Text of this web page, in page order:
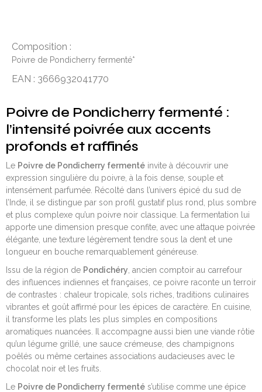
Composition :
Poivre de Pondicherry fermenté*
EAN : 3666932041770
Poivre de Pondicherry fermenté :
l’intensité poivrée aux accents
profonds et raffinés
Le Poivre de Pondicherry fermenté invite à découvrir une
expression singulière du poivre, à la fois dense, souple et
intensément parfumée. Récolté dans l’univers épicé du sud de
l’Inde, il se distingue par son profil gustatif plus rond, plus sombre
et plus complexe qu’un poivre noir classique. La fermentation lui
apporte une dimension presque confite, avec une attaque poivrée
élégante, une texture légèrement tendre sous la dent et une
longueur en bouche remarquablement généreuse.
Issu de la région de Pondichéry , ancien comptoir au carrefour
des influences indiennes et françaises, ce poivre raconte un terroir
de contrastes : chaleur tropicale, sols riches, traditions culinaires
vibrantes et goût affirmé pour les épices de caractère. En cuisine,
il transforme les plats les plus simples en compositions
aromatiques nuancées. Il accompagne aussi bien une viande rôtie
qu’un légume grillé, une sauce crémeuse, des champignons
poêlés ou même certaines associations audacieuses avec le
chocolat noir et les fruits.
Le Poivre de Pondicherry fermenté s’utilise comme une épice